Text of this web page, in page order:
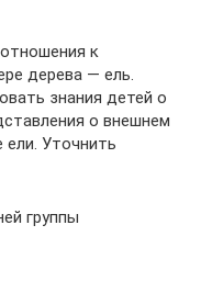
к
дерева — ель.
знания детей о
о внешнем
ели. Уточнить
группы